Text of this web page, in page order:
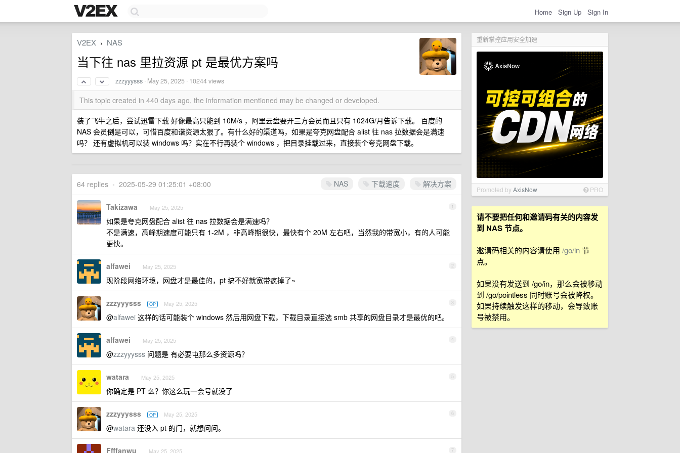
Home Sign Up Sign In
重新掌控应用安全加速
Promoted byAxisNow PRO
请不要把任何和邀请码有关的内容发
到 NAS 节点。
邀请码相关的内容请使用 /go/in节
点。
如果没有发送到 /go/in，那么会被移动
到 /go/pointless 同时账号会被降权。
如果持续触发这样的移动，会导致账
号被禁用。
V2EX › NAS
当下往 nas 里拉资源 pt 是最优方案吗
zzzyyysss · May 25, 2025 · 10244 views
This topic created in 440 days ago, the information mentioned may be changed or developed.
装了飞牛之后，尝试迅雷下载 好像最高只能到 10M/s ，阿里云盘要开三方会员而且只有 1024G/月告诉下载。 百度的
NAS 会员倒是可以，可惜百度和谐资源太狠了。有什么好的渠道吗，如果是夸克网盘配合 alist 往 nas 拉数据会是满速
吗？ 还有虚拟机可以装 windows 吗？实在不行再装个 windows ，把目录挂载过来，直接装个夸克网盘下载。
NAS 下载速度 解决方案
64 replies • 2025-05-29 01:25:01 +08:00
1
Takizawa May 25, 2025
如果是夸克网盘配合 alist 往 nas 拉数据会是满速吗？
不是满速，高峰期速度可能只有 1-2M ，非高峰期很快，最快有个 20M 左右吧，当然我的带宽小，有的人可能
更快。
2
alfawei May 25, 2025
现阶段网络环境，网盘才是最佳的，pt 搞不好就宽带疯掉了~
3
zzzyyysss OP May 25, 2025
@alfawei 这样的话可能装个 windows 然后用网盘下载，下载目录直接选 smb 共享的网盘目录才是最优的吧。
4
alfawei May 25, 2025
@zzzyyysss 问题是 有必要屯那么多资源吗？
5
watara May 25, 2025
你确定是 PT 么？你这么玩一会号就没了
6
zzzyyysss OP May 25, 2025
@watara 还没入 pt 的门，就想问问。
7
Ffffanwu May 25, 2025